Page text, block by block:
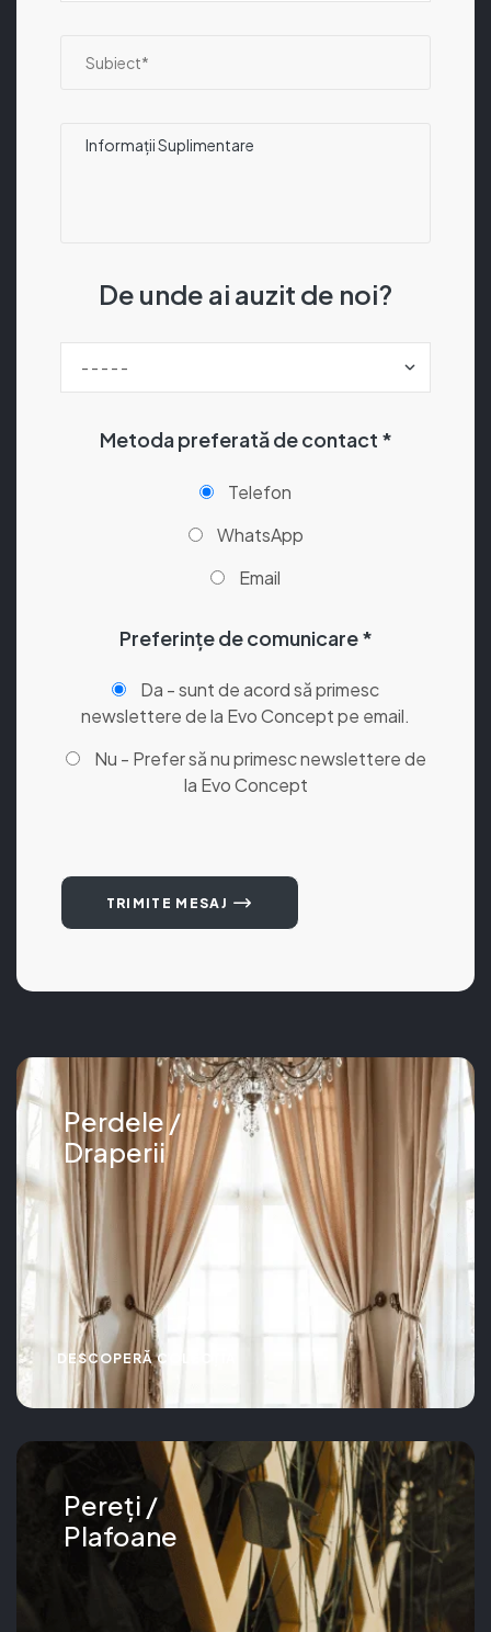
De unde ai auzit de noi?
Metoda preferată de contact *
Telefon
WhatsApp
Email
Preferințe de comunicare *
Da - sunt de acord să primesc
newslettere de la Evo Concept pe email.
Nu - Prefer să nu primesc newslettere de
la Evo Concept
TRIMITE MESAJ
Perdele /
Draperii
DESCOPERĂ COLECȚIA
Pereți /
Plafoane